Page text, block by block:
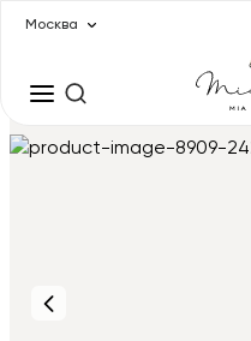
Москва